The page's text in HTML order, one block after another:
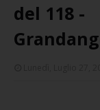
del 118 -